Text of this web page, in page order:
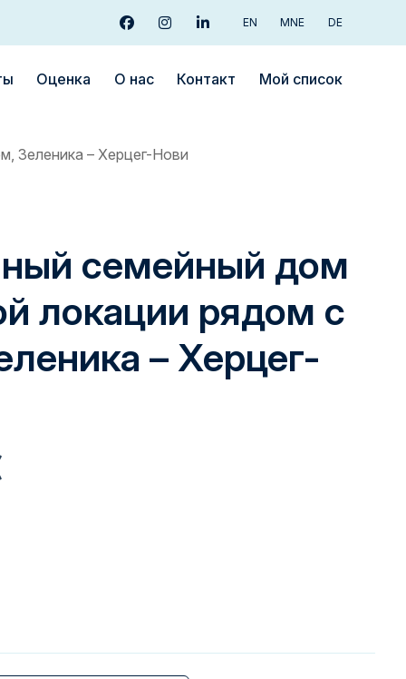
facebookinstagramlinkedinEN MNE DE
Oценка О нас Контакт Мой список
Зеленика – Херцег-Нови
семейный дом
локации рядом с
– Херцег-